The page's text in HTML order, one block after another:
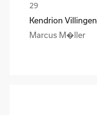
Kendrion Villingen
Marcus M�ller